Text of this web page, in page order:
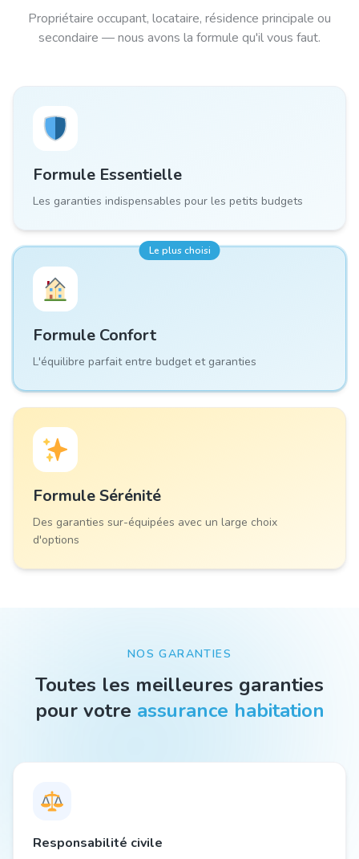
Propriétaire occupant, locataire, résidence principale ou
secondaire — nous avons la formule qu'il vous faut.
Formule Essentielle
Les garanties indispensables pour les petits budgets
Le plus choisi
Formule Confort
L'équilibre parfait entre budget et garanties
FormuleSérénité
Des garanties sur-équipées avec un large choix
d'options
NOS GARANTIES
Toutes les meilleures garanties
pour votre assurance habitation
Responsabilité civile